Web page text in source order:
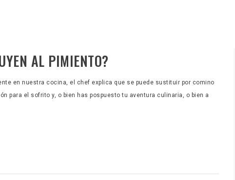
AL PIMIENTO?
en nuestra cocina, el chef explica que se puede sustituir por comino
para el sofrito y, o bien has pospuesto tu aventura culinaria, o bien a